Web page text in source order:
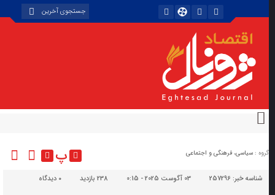
گروه :سیاسی، فرهنگی و اجتماعی پ
شناسه خبر:257296 03 آگوست 2025 - 0:15 238 بازدید دیدگاه